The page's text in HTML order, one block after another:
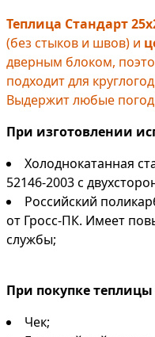
Теплица Стандарт
(без стыков и швов) и
дверным блоком,
подходит для
Выдержит любые
При изготовлении
Холоднокатанная
52146-2003 с
Российский
от Гросс-ПК. Имеет
службы;
При покупке
Чек;